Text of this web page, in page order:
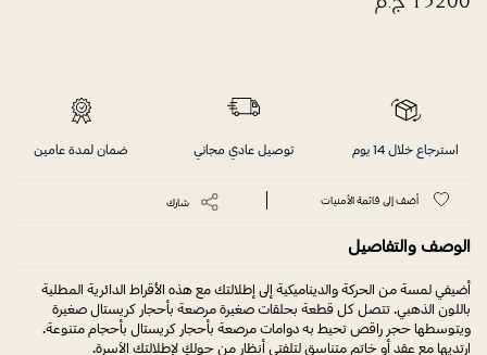
استرجاع خلال 14 يوم توصيل عادي مجاني ضمان لمدة عامين
أضف إلى قائمة الأمنيات شارك
الوصف والتفاصيل
أضيفي لمسة من الحركة والديناميكية إلى إطلالتك مع هذه الأقراط الدائرية المطلية
باللون الذهبي. تتصل كل قطعة بحلقات صغيرة مرصعة بأحجار كريستال صغيرة
ويتوسطها حجر راقص تحيط به دوامات مرصعة بأحجار كريستال بأحجام متنوعة.
ارتديها مع عقد أو خاتم متناسق لتلفتي أنظار من حولكِ لإطلالتك الآسرة.